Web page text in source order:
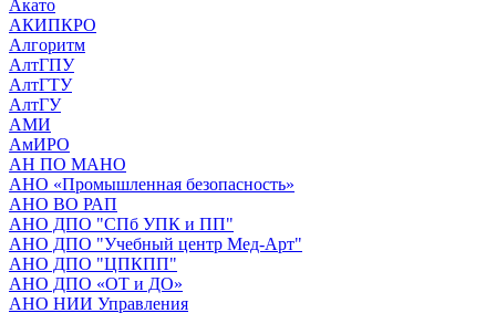
Акато
АКИПКРО
Алгоритм
АлтГПУ
АлтГТУ
АлтГУ
АМИ
АмИРО
АН ПО МАНО
АНО «Промышленная безопасность»
АНО ВО РАП
АНО ДПО "СПб УПК и ПП"
АНО ДПО "Учебный центр Мед-Арт"
АНО ДПО "ЦПКПП"
АНО ДПО «ОТ и ДО»
АНО НИИ Управления